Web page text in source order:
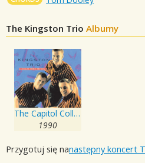
The Kingston Trio Albumy
The Capitol Collector's Series
1990
Przygotuj się nanastępny koncert